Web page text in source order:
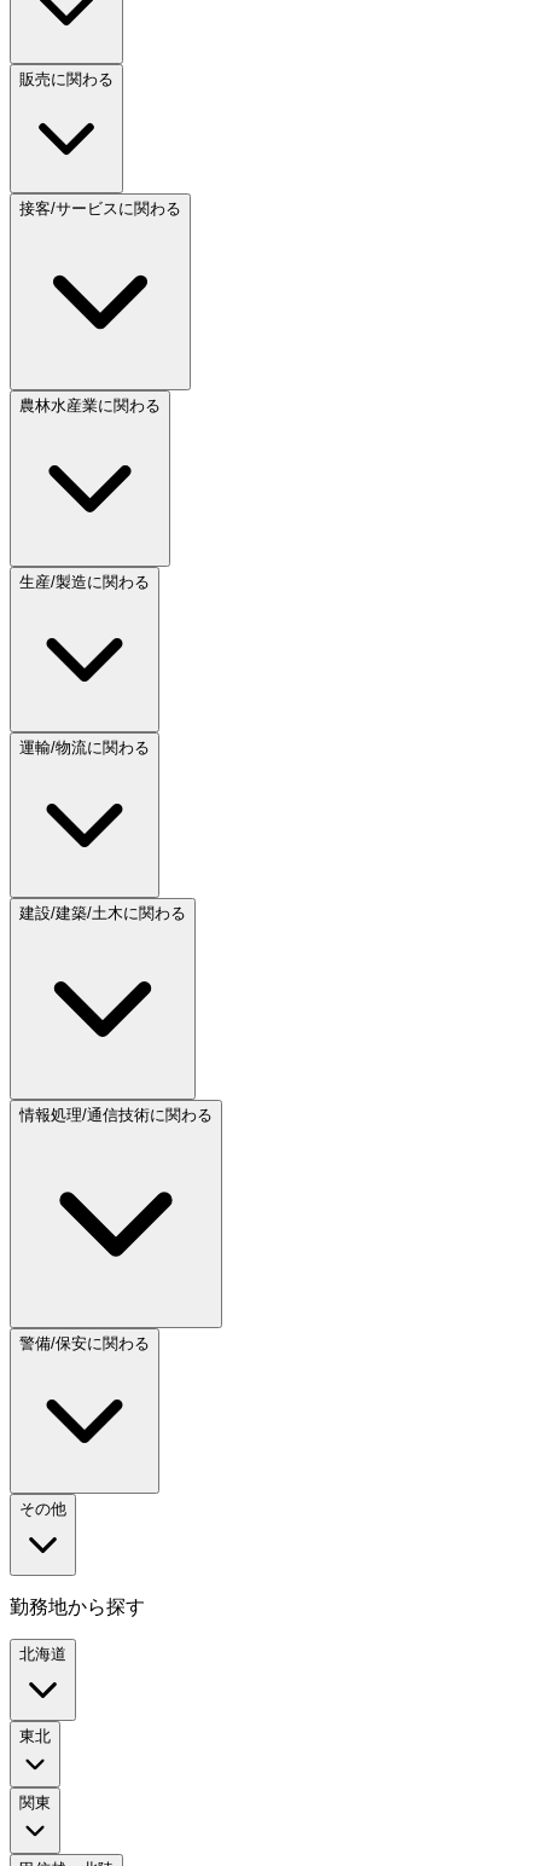
販売に関わる
接客/サービスに関わる
農林水産業に関わる
生産/製造に関わる
運輸/物流に関わる
建設/建築/土木に関わる
情報処理/通信技術に関わる
警備/保安に関わる
その他
勤務地から探す
北海道
東北
関東